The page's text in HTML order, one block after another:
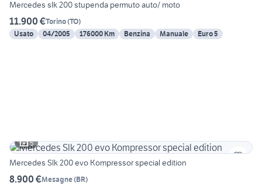
Mercedes slk 200 stupenda permuto auto/ moto
11.900 €Torino(TO)
Usato
04/2005 176000 Km Benzina Manuale Euro 5
5
Mercedes Slk 200 evo Kompressor special edition
8.900 €Mesagne(BR)